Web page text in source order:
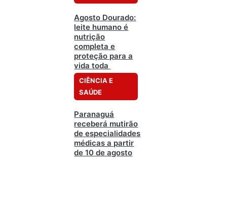
Agosto Dourado:
leite humano é
nutrição
completa e
proteção para a
vida toda
CIÊNCIA E
SAÚDE
Paranaguá
receberá mutirão
de especialidades
médicas a partir
de 10 de agosto